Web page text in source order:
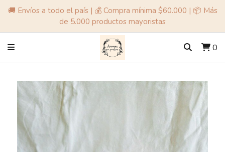
🚚 Envíos a todo el país | 💰 Compra mínima $60.000 | 📦 Más
de 5.000 productos mayoristas
0